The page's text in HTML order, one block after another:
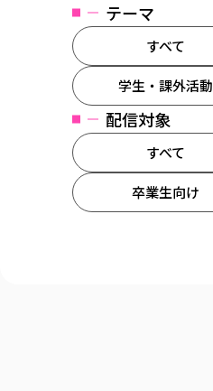
テーマ
すべて
学生・課外活動
配信対象
すべて
卒業生向け